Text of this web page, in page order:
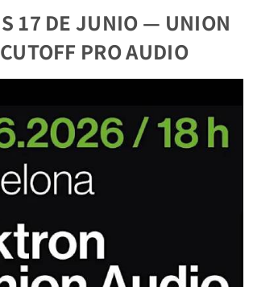
17 DE JUNIO — UNION
PRO AUDIO